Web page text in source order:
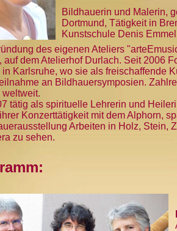
Bildhauerin und Malerin,
Dortmund, Tätigkeit in
Kunstschule Denis
des eigenen Ateliers
auf dem Atelierhof Durlach. Seit 2006
in Karlsruhe, wo sie als freischaffende
an Bildhauersymposien.
weltweit.
tätig als spirituelle Lehrerin und
Konzerttätigkeit mit dem Alphorn,
Arbeiten in Holz, Stein,
zu sehen.